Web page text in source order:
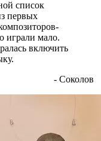
список
первых
играли мало.
включить
- Соколов